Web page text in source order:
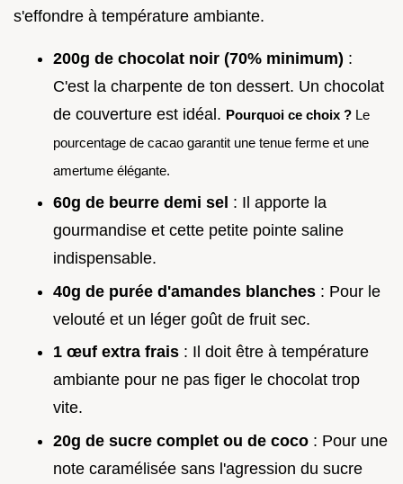
s'effondre à température ambiante.
200g de chocolat noir (70% minimum) :
C'est la charpente de ton dessert. Un chocolat
de couverture est idéal. Pourquoi ce choix ? Le
pourcentage de cacao garantit une tenue ferme et une
amertume élégante.
60g de beurre demi sel : Il apporte la
gourmandise et cette petite pointe saline
indispensable.
40g de purée d'amandes blanches : Pour le
velouté et un léger goût de fruit sec.
1 œuf extra frais : Il doit être à température
ambiante pour ne pas figer le chocolat trop
vite.
20g de sucre complet ou de coco : Pour une
note caramélisée sans l'agression du sucre